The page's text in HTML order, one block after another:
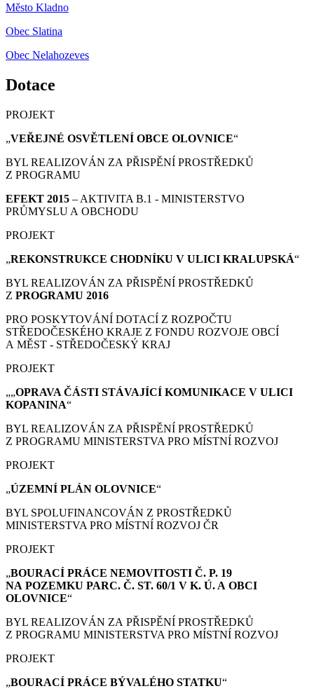
Město Kladno
Obec Slatina
Obec Nelahozeves
Dotace
PROJEKT
„VEŘEJNÉ OSVĚTLENÍ OBCE OLOVNICE“
BYL REALIZOVÁN ZA PŘISPĚNÍ PROSTŘEDKŮ
Z PROGRAMU
EFEKT 2015 – AKTIVITA B.1 - MINISTERSTVO
PRŮMYSLU A OBCHODU
PROJEKT
„REKONSTRUKCE CHODNÍKU V ULICI KRALUPSKÁ“
BYL REALIZOVÁN ZA PŘISPĚNÍ PROSTŘEDKŮ
Z PROGRAMU 2016
PRO POSKYTOVÁNÍ DOTACÍ Z ROZPOČTU
STŘEDOČESKÉHO KRAJE Z FONDU ROZVOJE OBCÍ
A MĚST - STŘEDOČESKÝ KRAJ
PROJEKT
„„OPRAVA ČÁSTI STÁVAJÍCÍ KOMUNIKACE V ULICI
KOPANINA“
BYL REALIZOVÁN ZA PŘISPĚNÍ PROSTŘEDKŮ
Z PROGRAMU MINISTERSTVA PRO MÍSTNÍ ROZVOJ
PROJEKT
„ÚZEMNÍ PLÁN OLOVNICE“
BYL SPOLUFINANCOVÁN Z PROSTŘEDKŮ
MINISTERSTVA PRO MÍSTNÍ ROZVOJ ČR
PROJEKT
„BOURACÍ PRÁCE NEMOVITOSTI Č. P. 19
NA POZEMKU PARC. Č. ST. 60/1 V K. Ú. A OBCI
OLOVNICE“
BYL REALIZOVÁN ZA PŘISPĚNÍ PROSTŘEDKŮ
Z PROGRAMU MINISTERSTVA PRO MÍSTNÍ ROZVOJ
PROJEKT
„BOURACÍ PRÁCE BÝVALÉHO STATKU“